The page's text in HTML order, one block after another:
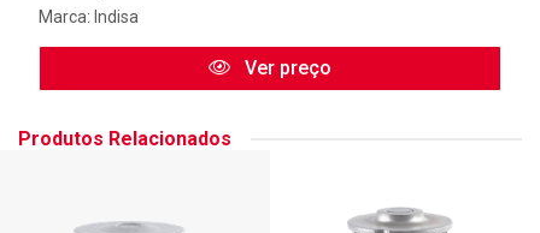
Marca: Indisa
Ver preço
Produtos Relacionados